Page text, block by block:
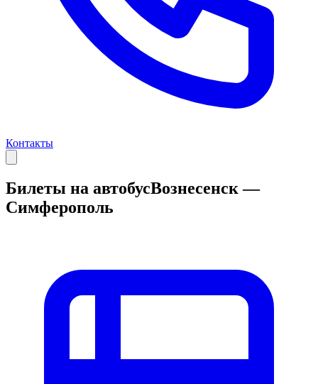
Контакты
Билеты на автобусВознесенск —
Симферополь